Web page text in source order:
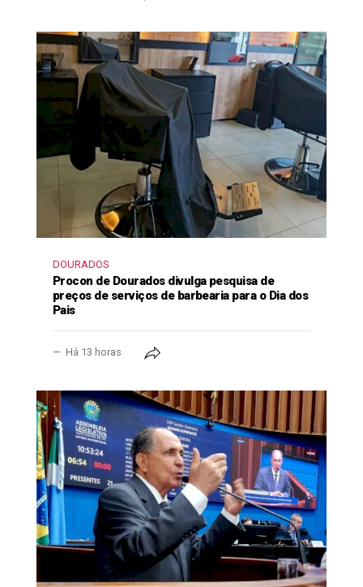
DOURADOS
Procon de Dourados divulga pesquisa de
preços de serviços de barbearia para o Dia dos
Pais
Há 13 horas